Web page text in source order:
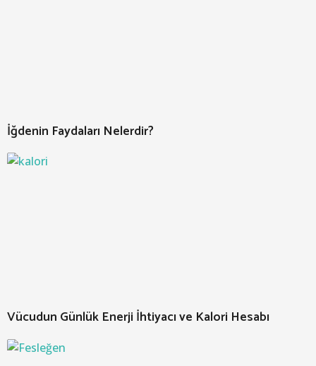
İğdenin Faydaları Nelerdir?
Vücudun Günlük Enerji İhtiyacı ve Kalori Hesabı